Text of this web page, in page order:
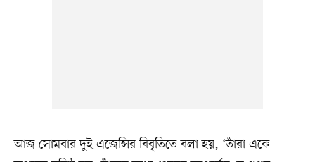
আজ সোমবার দুই এজেন্সির বিবৃতিতে বলা হয়, ‘তাঁরা একে